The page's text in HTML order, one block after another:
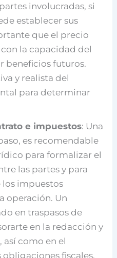
involucradas, si
establecer sus
que el precio
la capacidad del
beneficios futuros.
y realista del
para determinar
e impuestos: Una
es recomendable
para formalizar el
las partes y para
impuestos
operación. Un
en traspasos de
en la redacción y
como en el
fiscales.